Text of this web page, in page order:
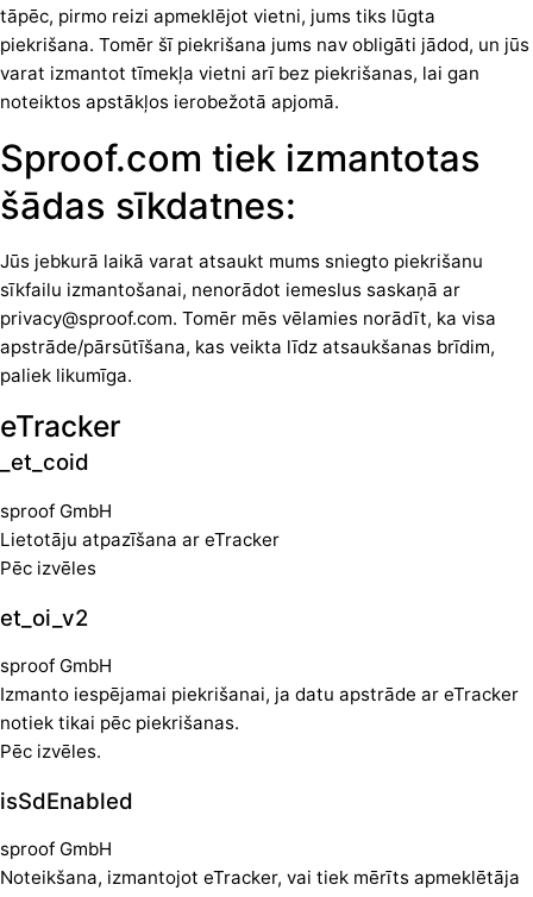
tāpēc, pirmo reizi apmeklējot vietni, jums tiks lūgta
piekrišana. Tomēr šī piekrišana jums nav obligāti jādod, un jūs
varat izmantot tīmekļa vietni arī bez piekrišanas, lai gan
noteiktos apstākļos ierobežotā apjomā.
Sproof.com tiek izmantotas
šādas sīkdatnes:
Jūs jebkurā laikā varat atsaukt mums sniegto piekrišanu
sīkfailu izmantošanai, nenorādot iemeslus saskaņā ar
privacy@sproof.com. Tomēr mēs vēlamies norādīt, ka visa
apstrāde/pārsūtīšana, kas veikta līdz atsaukšanas brīdim,
paliek likumīga.
eTracker
_et_coid
sproof GmbH
Lietotāju atpazīšana ar eTracker
Pēc izvēles
et_oi_v2
sproof GmbH
Izmanto iespējamai piekrišanai, ja datu apstrāde ar eTracker
notiek tikai pēc piekrišanas.
Pēc izvēles.
isSdEnabled
sproof GmbH
Noteikšana, izmantojot eTracker, vai tiek mērīts apmeklētāja